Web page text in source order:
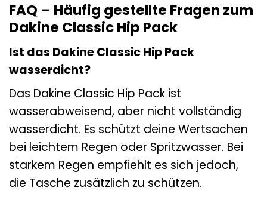
FAQ – Häufig gestellte Fragen zum
Dakine Classic Hip Pack
Ist das Dakine Classic Hip Pack
wasserdicht?
Das Dakine Classic Hip Pack ist
wasserabweisend, aber nicht vollständig
wasserdicht. Es schützt deine Wertsachen
bei leichtem Regen oder Spritzwasser. Bei
starkem Regen empfiehlt es sich jedoch,
die Tasche zusätzlich zu schützen.